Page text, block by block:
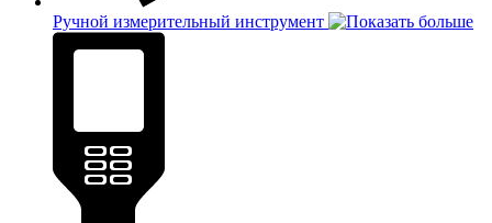
Ручной измерительный инструмент